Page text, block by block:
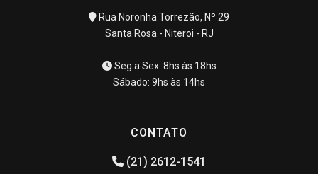
Rua Noronha Torrezão, Nº 29
Santa Rosa - Niteroi - RJ
Seg a Sex: 8hs às 18hs
Sábado: 9hs às 14hs
CONTATO
(21) 2612-1541